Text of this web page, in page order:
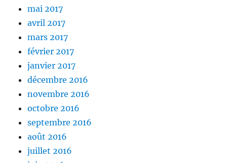
mai 2017
avril 2017
mars 2017
février 2017
janvier 2017
décembre 2016
novembre 2016
octobre 2016
septembre 2016
août 2016
juillet 2016